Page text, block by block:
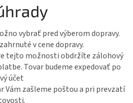
vybrať pred výberom dopravy.
v cene dopravy.
tejto možnosti obdržíte zálohový
Tovar budeme expedovať po
účet
Vám zašleme poštou a pri prevzatí